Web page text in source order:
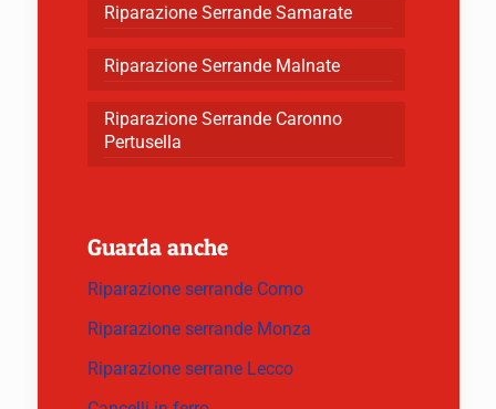
Riparazione Serrande Samarate
Riparazione Serrande Malnate
Riparazione Serrande Caronno
Pertusella
Guarda anche
Riparazione serrande Como
Riparazione serrande Monza
Riparazione serrane Lecco